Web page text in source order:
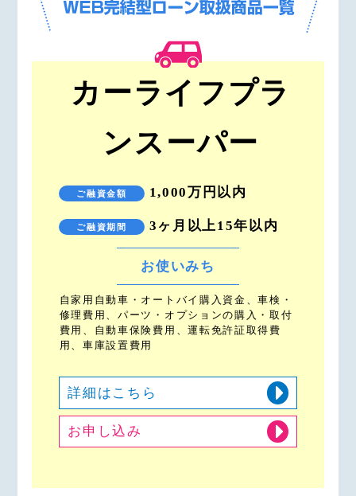
カーライフプラ
ンスーパー
ご融資金額 1,000万円以内
ご融資期間 3ヶ月以上15年以内
お使いみち
自家用自動車・オートバイ購入資金、車検・
修理費用、パーツ・オプションの購入・取付
費用、自動車保険費用、運転免許証取得費
用、車庫設置費用
詳細はこちら
お申し込み